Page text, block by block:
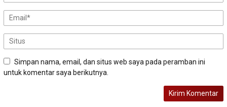
Simpan nama, email, dan situs web saya pada peramban ini
untuk komentar saya berikutnya.